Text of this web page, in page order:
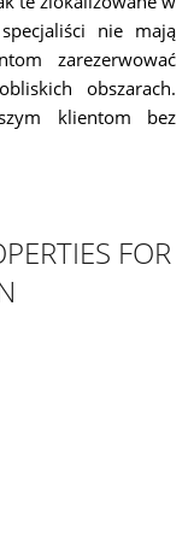
nie mają
zarezerwować
obszarach.
klientom bez
FOR